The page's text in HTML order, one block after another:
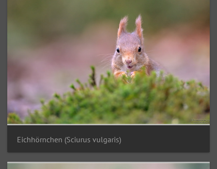
Eichhörnchen (Sciurus vulgaris)